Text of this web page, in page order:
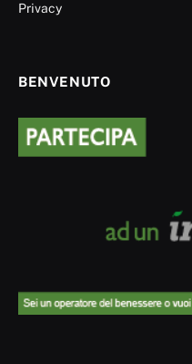
Privacy
BENVENUTO